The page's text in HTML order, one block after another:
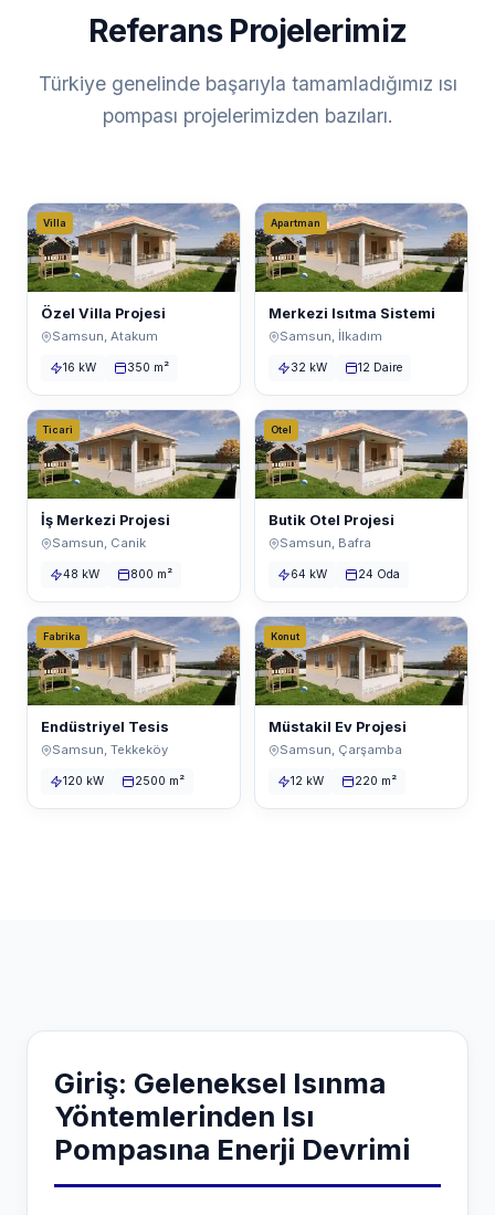
Referans Projelerimiz
Türkiye genelinde başarıyla tamamladığımız ısı
pompası projelerimizden bazıları.
Villa
Özel Villa Projesi
Samsun, Atakum
16 kW 350 m²
Apartman
Merkezi Isıtma Sistemi
Samsun, İlkadım
32 kW 12 Daire
Ticari
İş Merkezi Projesi
Samsun, Canik
48 kW 800 m²
Otel
Butik Otel Projesi
Samsun, Bafra
64 kW 24 Oda
Fabrika
Endüstriyel Tesis
Samsun, Tekkeköy
120 kW 2500 m²
Konut
Müstakil Ev Projesi
Samsun, Çarşamba
12 kW 220 m²
Giriş: Geleneksel Isınma
Yöntemlerinden Isı
Pompasına Enerji Devrimi